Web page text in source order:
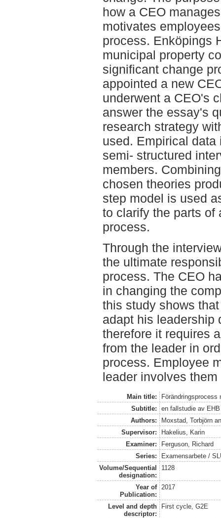
how a CEO
motivates
process. Enköpings
municipal property
significant change
appointed a new
underwent a CEO's
answer the essay's
research strategy
used. Empirical
semi- structured
members.
chosen theories
step model is used
to clarify the parts of
process.
Through the
the ultimate
process. The CEO
in changing the
this study shows
adapt his leadership
therefore it requires
from the leader in
process. Employee
leader involves
Main title:
Förändringsprocess
Subtitle:
en fallstudie av EHB
Authors:
Moxstad, Torbjörn
Supervisor:
Hakelius, Karin
Examiner:
Ferguson, Richard
Series:
Examensarbete /
Volume/Sequential
designation:
1128
Year of
Publication:
2017
Level and depth
descriptor:
First cycle, G2E